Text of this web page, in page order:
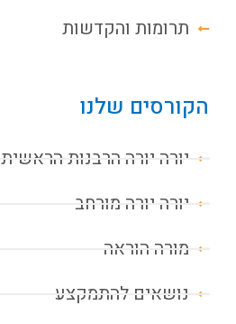
תרומות והקדשות
הקורסים שלנו
יורה יורה הרבנות הראשית
יורה יורה מורחב
מורה הוראה
נושאים להתמקצע